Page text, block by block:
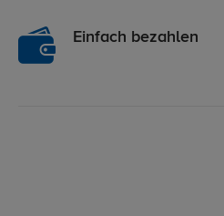
Einfach bezahlen